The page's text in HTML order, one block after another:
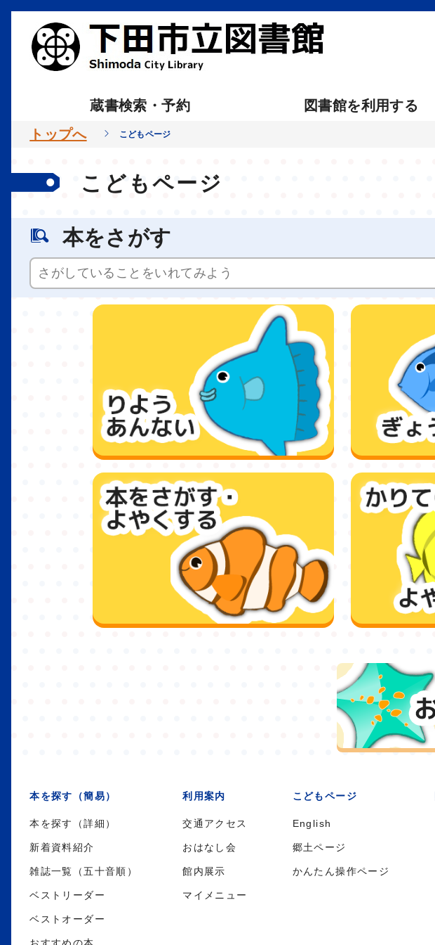
蔵書検索・予約 図書館を利用する
トップへ
こどもページ
こどもページ
本をさがす
本を探す（簡易）
本を探す（詳細）
新着資料紹介
雑誌一覧（五十音順）
ベストリーダー
ベストオーダー
利用案内
交通アクセス
おはなし会
館内展示
マイメニュー
こどもページ
English
郷土ページ
かんたん操作ページ